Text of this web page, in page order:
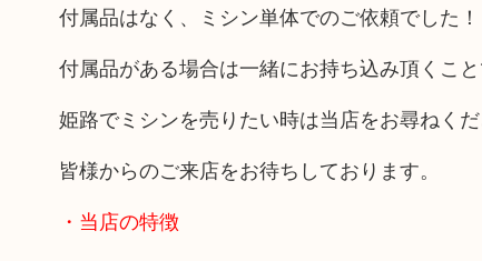
付属品はなく、ミシン単体でのご依頼でした！
付属品がある場合は一緒にお持ち込み頂くこ
姫路でミシンを売りたい時は当店をお尋ねくだ
皆様からのご来店をお待ちしております。
・当店の特徴